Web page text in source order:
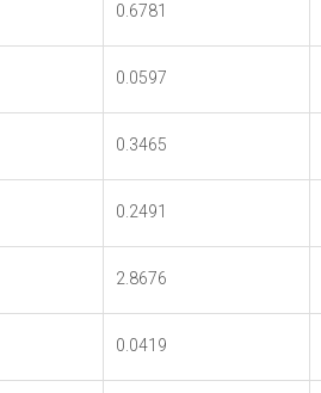
0.6781
0.0597
0.3465
0.2491
2.8676
0.0419